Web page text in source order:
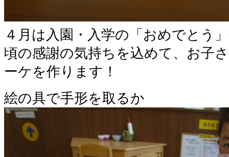
４月は入園・入学の「おめでとう
頃の感謝の気持ちを込めて、お子
ーケを作ります！
絵の具で手形を取るか